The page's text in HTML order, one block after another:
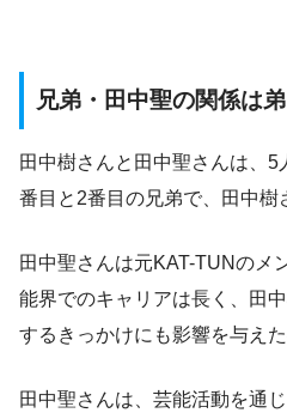
兄弟・田中聖の関係は弟
田中樹さんと田中聖さんは、
番目と2番目の兄弟で、田中樹
田中聖さんは元KAT-TUNのメ
能界でのキャリアは長く、田
するきっかけにも影響を与えた
田中聖さんは、芸能活動を通